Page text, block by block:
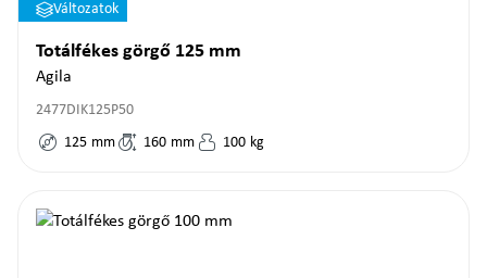
Változatok
Totálfékes görgő 125 mm
Agila
2477DIK125P50
125 mm 160 mm 100 kg